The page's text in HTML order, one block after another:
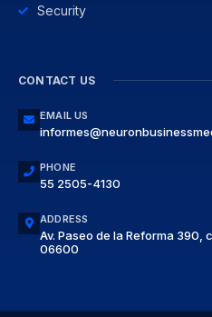
Security
CONTACT US
EMAIL US
PHONE
55 2505-4130
ADDRESS
Av. Paseo de la Reforma 390,
06600